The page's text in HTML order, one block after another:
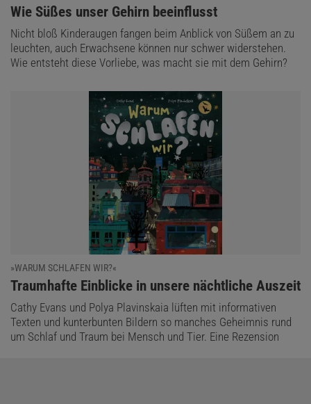
:
Wie Süßes unser Gehirn beeinflusst
Nicht bloß Kinderaugen fangen beim Anblick von Süßem an zu
leuchten, auch Erwachsene können nur schwer widerstehen.
Wie entsteht diese Vorliebe, was macht sie mit dem Gehirn?
»WARUM SCHLAFEN WIR?«
:
Traumhafte Einblicke in unsere nächtliche Auszeit
Cathy Evans und Polya Plavinskaia lüften mit informativen
Texten und kunterbunten Bildern so manches Geheimnis rund
um Schlaf und Traum bei Mensch und Tier. Eine Rezension